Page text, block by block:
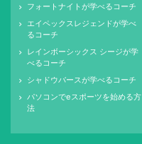
keyboard_arrow_right フォートナイトが学べるコーチ
keyboard_arrow_right
エイペックスレジェンドが学べ
るコーチ
keyboard_arrow_right
レインボーシックス シージが学
べるコーチ
keyboard_arrow_right シャドウバースが学べるコーチ
keyboard_arrow_right
パソコンでeスポーツを始める方
法